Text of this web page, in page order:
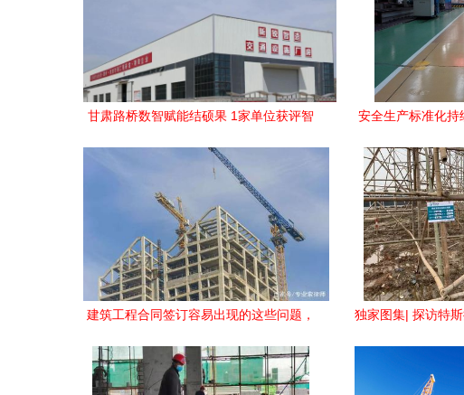
甘肃路桥数智赋能结硕果 1家单位获评智
安全生产标准化持
建筑工程合同签订容易出现的这些问题，
独家图集| 探访特